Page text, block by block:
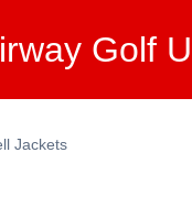
Golf
Jackets